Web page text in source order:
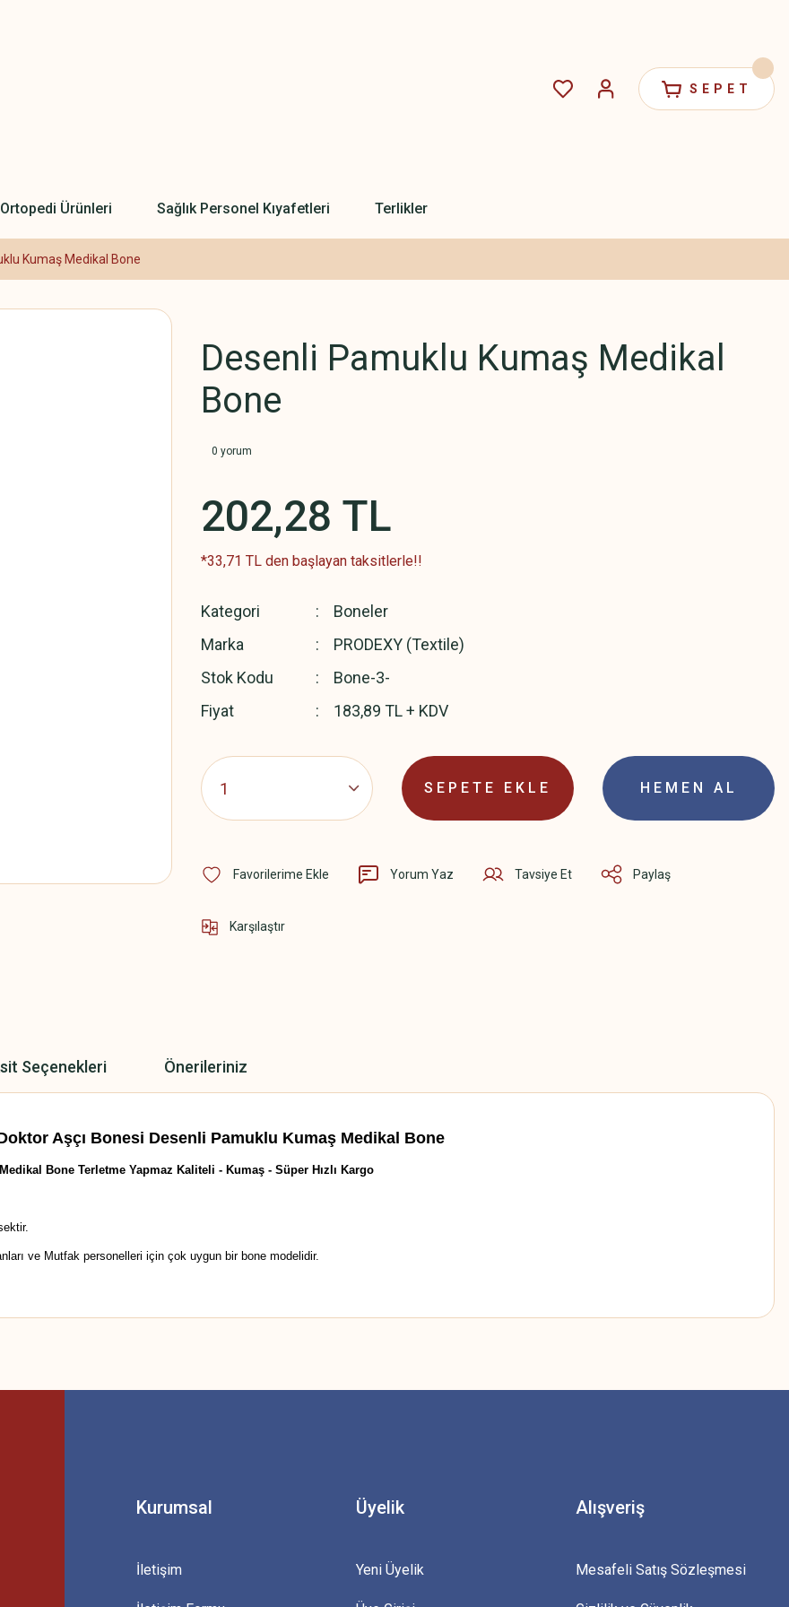
SEPET
Ürünleri Sağlık Personel Kıyafetleri Terlikler
Kumaş Medikal Bone
Desenli Pamuklu Kumaş Medikal
Bone
0 yorum
202,28 TL
*33,71 TL den başlayan taksitlerle!!
Kategori
Boneler
Marka
PRODEXY (Textile)
Stok Kodu
Bone-3-
Fiyat
183,89 TL + KDV
SEPETE EKLE HEMEN AL
Yorum Yaz Tavsiye Et Paylaş
Karşılaştır
Seçenekleri Önerileriniz
Aşçı Bonesi Desenli Pamuklu Kumaş Medikal Bone
Medikal Bone Terletme Yapmaz Kaliteli - Kumaş - Süper Hızlı Kargo
ve Mutfak personelleri için çok uygun bir bone modelidir.
Bu ürüne ilk yorumu siz yapın!
Kurumsal
İletişim
Üyelik
Yeni Üyelik
Alışveriş
Mesafeli Satış Sözleşmesi